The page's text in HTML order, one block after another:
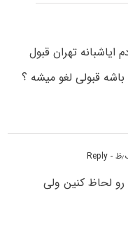
بازرگانی رتبه ۱۰۷۸ آوردم ایاشبانه تهران قبول
باشه قبولی لغو میشه ؟
- Reply
رو لحاظ کنین ولی